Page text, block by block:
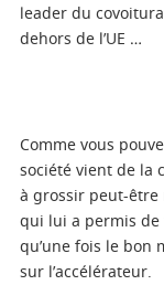
leader du
dehors de l’UE …
Comme vous
société vient de la
à grossir peut-être
qui lui a permis
qu’une fois le bon
sur l’accélérateur.